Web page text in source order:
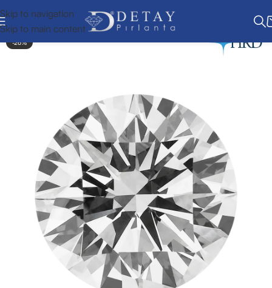
Skip to navigation
Skip to main content
-26%